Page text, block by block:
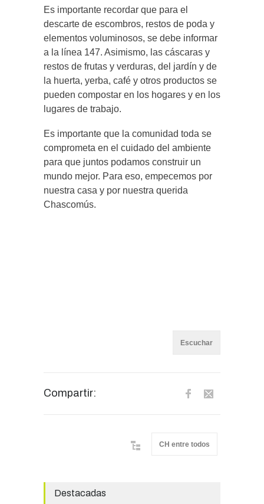
Es importante recordar que para el
descarte de escombros, restos de poda y
elementos voluminosos, se debe informar
a la línea 147. Asimismo, las cáscaras y
restos de frutas y verduras, del jardín y de
la huerta, yerba, café y otros productos se
pueden compostar en los hogares y en los
lugares de trabajo.
Es importante que la comunidad toda se
comprometa en el cuidado del ambiente
para que juntos podamos construir un
mundo mejor. Para eso, empecemos por
nuestra casa y por nuestra querida
Chascomús.
Escuchar
Compartir:
CH entre todos
Destacadas